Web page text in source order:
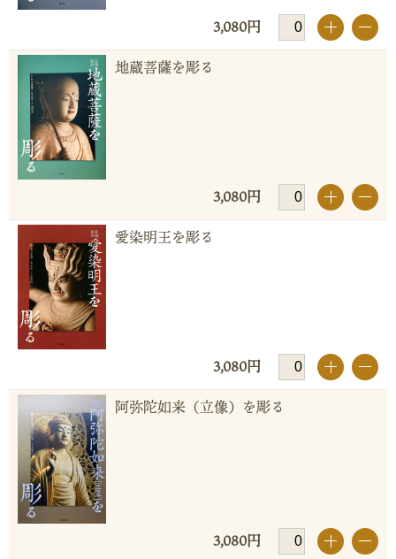
3,080円 +
地蔵菩薩を彫る
3,080円 +
愛染明王を彫る
3,080円 +
阿弥陀如来（立像）を彫る
3,080円 +